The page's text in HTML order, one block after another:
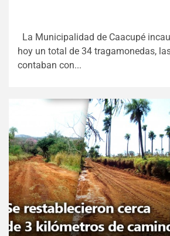
La Municipalidad de Caacupé
hoy un total de 34 tragamonedas,
contaban con...